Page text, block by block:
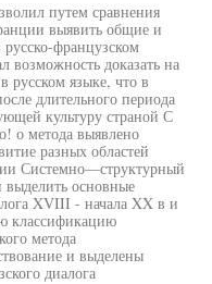
путем сравнения
выявить общие и
французском
возможность доказать на
русском языке, что в
длительного периода
культуру страной С
о метода выявлено
разных областей
Системно—структурный
основные
XVIII - начала XX в и
классификацию
метода
и выделены
диалога